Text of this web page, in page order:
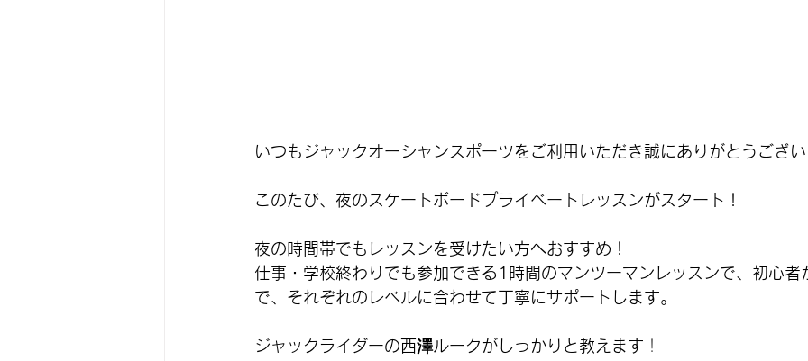
いつもジャックオーシャンスポーツをご利用いただき誠にありがとうござい
このたび、夜のスケートボードプライベートレッスンがスタート！
夜の時間帯でもレッスンを受けたい方へおすすめ！
仕事・学校終わりでも参加できる1時間のマンツーマンレッスンで、初心者
で、それぞれのレベルに合わせて丁寧にサポートします。
ジャックライダーの西澤ルークがしっかりと教えます ！